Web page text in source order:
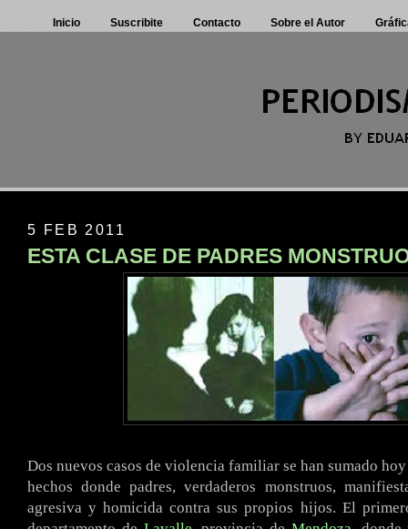
Inicio Suscribite Contacto Sobre el Autor
5 FEB 2011
ESTA CLASE DE PADRES
Dos nuevos casos de violencia familiar se han sumado
hechos donde padres, verdaderos monstruos,
agresiva y homicida contra sus propios hijos. El